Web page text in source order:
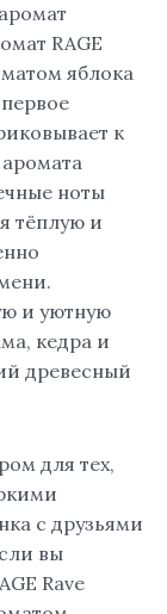
RAGE
яблока
к
ноты
тёплую и
и уютную
кедра и
древесный
для тех,
с друзьями
вы
Rave